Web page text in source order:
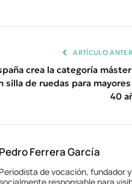
ARTÍCULO
crea la categoría
silla de ruedas para
40
Pedro Ferrera García
Periodista de vocación, fundador